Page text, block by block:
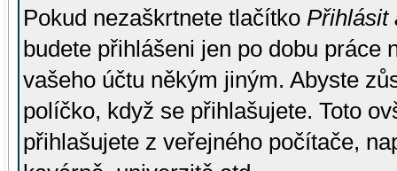
Pokud nezaškrtnete tlačítko Přihlásit
budete přihlášeni jen po dobu práce
vašeho účtu někým jiným. Abyste
políčko, když se přihlašujete. Toto
přihlašujete z veřejného počítače,